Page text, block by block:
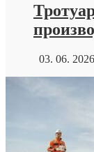
03. 06. 2026